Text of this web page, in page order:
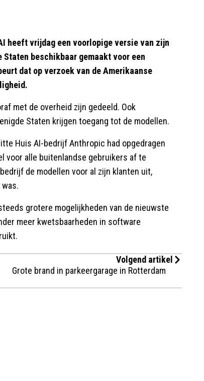
heeft vrijdag een voorlopige versie van zijn
Staten beschikbaar gemaakt voor een
dat op verzoek van de Amerikaanse
met de overheid zijn gedeeld. Ook
Staten krijgen toegang tot de modellen.
Huis AI-bedrijf Anthropic had opgedragen
voor alle buitenlandse gebruikers af te
de modellen voor al zijn klanten uit,
grotere mogelijkheden van de nieuwste
meer kwetsbaarheden in software
Volgend artikel
Grote brand in parkeergarage in Rotterdam